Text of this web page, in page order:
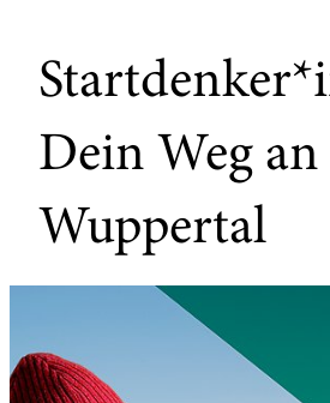
Dein Weg
Wuppertal